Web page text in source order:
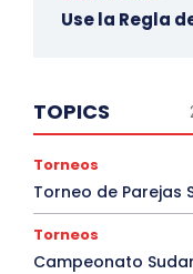
Use la Regla
TOPICS
Torneos
Torneo de Parejas
Torneos
Campeonato